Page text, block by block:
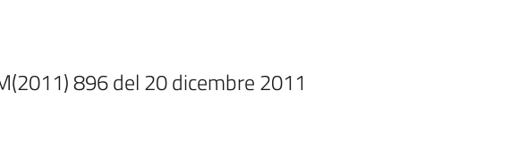
896 del 20 dicembre 2011